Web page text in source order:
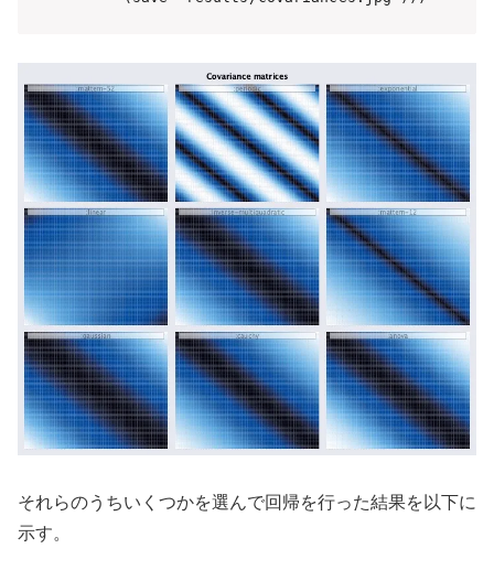
それらのうちいくつかを選んで回帰を行った結果を以下に
示す。